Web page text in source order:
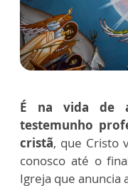
É na vida de
testemunho
cristã, que Cristo
conosco até o
Igreja que anuncia